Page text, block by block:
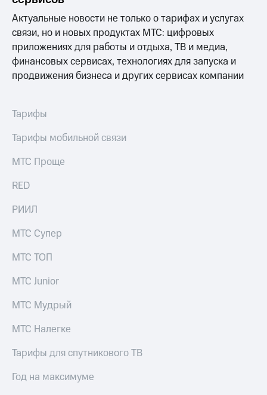
Контроль
и
аудит
Рынок
акций
выкупа
Дивиденды
Рынок
о
именных
Другое
Регистратор
Контакты
деловая этика
Актуальные новости не только о тарифах и услугах
связи, но и новых продуктах МТС: цифровых
приложениях для работы и отдыха, ТВ и медиа,
финансовых сервисах, технологиях для запуска и
продвижения бизнеса и других сервисах компании
Тарифы
Тарифы мобильной связи
МТС Проще
RED
РИИЛ
МТС Супер
МТС ТОП
МТС Junior
МТС Мудрый
МТС Налегке
Тарифы для спутникового ТВ
Год на максимуме